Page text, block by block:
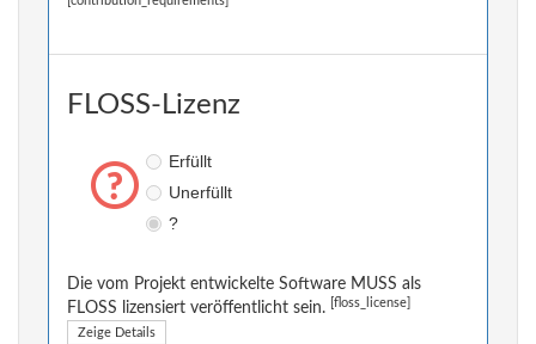
FLOSS-Lizenz
Erfüllt
Unerfüllt
?
Die vom Projekt entwickelte Software MUSS als
FLOSS lizensiert veröffentlicht sein.
[floss_license]
Zeige Details